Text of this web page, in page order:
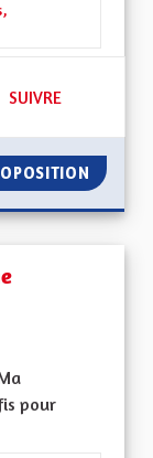
50 ABONNÉS
SUIVRE
pour